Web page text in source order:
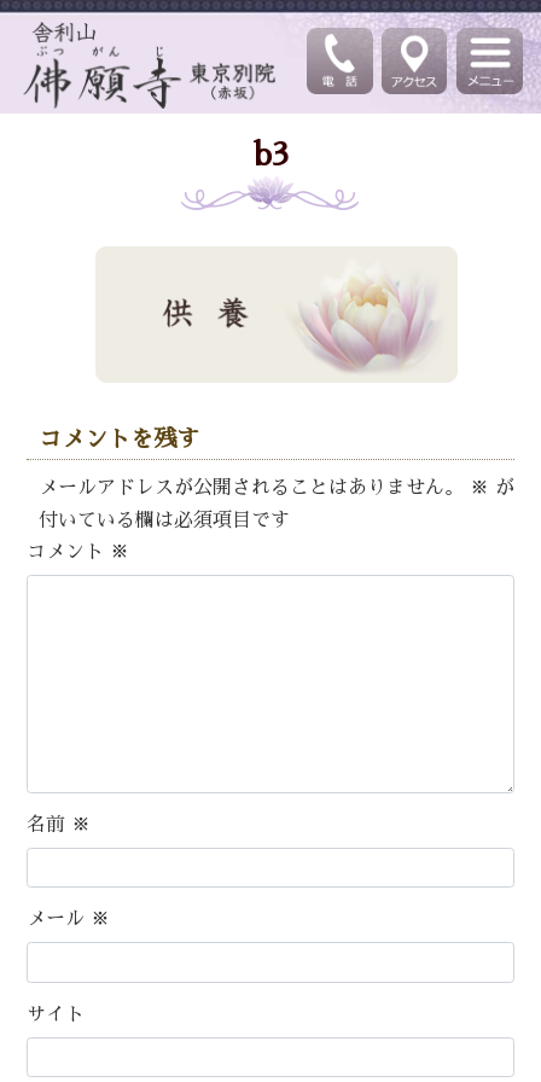
b3
コメントを残す
メールアドレスが公開されることはありません。 ※ が
付いている欄は必須項目です
コメント
※
名前 ※
メール ※
サイト